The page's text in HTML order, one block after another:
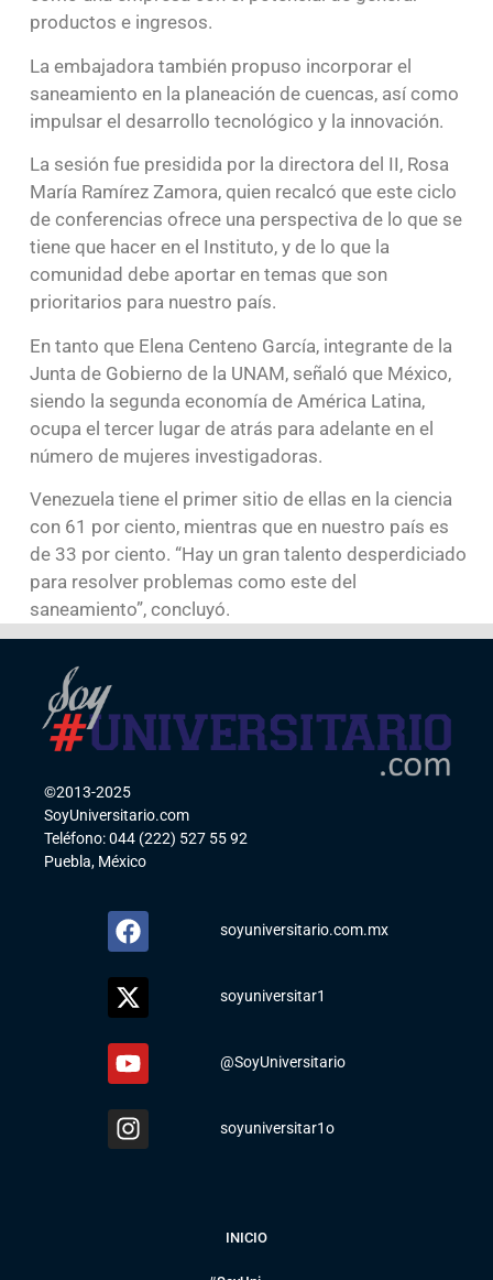
productos e ingresos.
La embajadora también propuso incorporar el
saneamiento en la planeación de cuencas, así como
impulsar el desarrollo tecnológico y la innovación.
La sesión fue presidida por la directora del II, Rosa
María Ramírez Zamora, quien recalcó que este ciclo
de conferencias ofrece una perspectiva de lo que se
tiene que hacer en el Instituto, y de lo que la
comunidad debe aportar en temas que son
prioritarios para nuestro país.
En tanto que Elena Centeno García, integrante de la
Junta de Gobierno de la UNAM, señaló que México,
siendo la segunda economía de América Latina,
ocupa el tercer lugar de atrás para adelante en el
número de mujeres investigadoras.
Venezuela tiene el primer sitio de ellas en la ciencia
con 61 por ciento, mientras que en nuestro país es
de 33 por ciento. “Hay un gran talento desperdiciado
para resolver problemas como este del
saneamiento”, concluyó.
©2013-2025
SoyUniversitario.com
Teléfono: 044 (222) 527 55 92
Puebla, México
soyuniversitario.com.mx
soyuniversitar1
@SoyUniversitario
soyuniversitar1o
INICIO